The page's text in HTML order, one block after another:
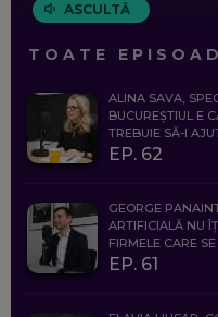
ASCULTĂ
TOATE
ALINA SAVA,
BUCUREȘTIUL E
TREBUIE SĂ-I
EP. 62
GEORGE
ARTIFICIALĂ NU
FIRMELE CARE
EP. 61